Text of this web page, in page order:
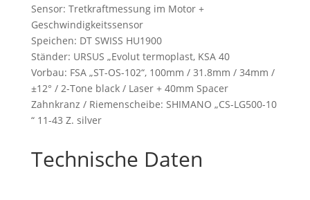
Sensor: Tretkraftmessung im Motor +
Geschwindigkeitssensor
Speichen: DT SWISS HU1900
Ständer: URSUS „Evolut termoplast, KSA 40
Vorbau: FSA „ST-OS-102“, 100mm / 31.8mm / 34mm /
±12° / 2-Tone black / Laser + 40mm Spacer
Zahnkranz / Riemenscheibe: SHIMANO „CS-LG500-10
“ 11-43 Z. silver
Technische Daten